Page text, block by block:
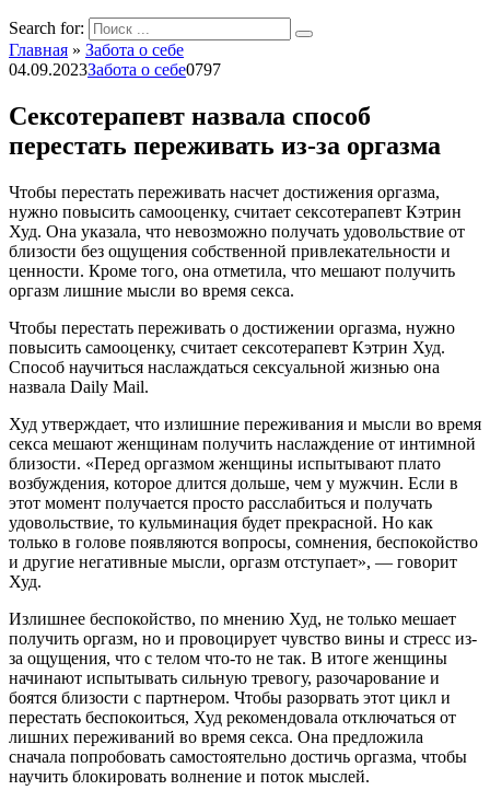
Search for:
Главная » Забота о себе
04.09.2023Забота о себе0797
Сексотерапевт назвала способ
перестать переживать из-за оргазма
Чтобы перестать переживать насчет достижения оргазма,
нужно повысить самооценку, считает сексотерапевт Кэтрин
Худ. Она указала, что невозможно получать удовольствие от
близости без ощущения собственной привлекательности и
ценности. Кроме того, она отметила, что мешают получить
оргазм лишние мысли во время секса.
Чтобы перестать переживать о достижении оргазма, нужно
повысить самооценку, считает сексотерапевт Кэтрин Худ.
Способ научиться наслаждаться сексуальной жизнью она
назвала Daily Mail.
Худ утверждает, что излишние переживания и мысли во время
секса мешают женщинам получить наслаждение от интимной
близости. «Перед оргазмом женщины испытывают плато
возбуждения, которое длится дольше, чем у мужчин. Если в
этот момент получается просто расслабиться и получать
удовольствие, то кульминация будет прекрасной. Но как
только в голове появляются вопросы, сомнения, беспокойство
и другие негативные мысли, оргазм отступает», — говорит
Худ.
Излишнее беспокойство, по мнению Худ, не только мешает
получить оргазм, но и провоцирует чувство вины и стресс из-
за ощущения, что с телом что-то не так. В итоге женщины
начинают испытывать сильную тревогу, разочарование и
боятся близости с партнером. Чтобы разорвать этот цикл и
перестать беспокоиться, Худ рекомендовала отключаться от
лишних переживаний во время секса. Она предложила
сначала попробовать самостоятельно достичь оргазма, чтобы
научить блокировать волнение и поток мыслей.